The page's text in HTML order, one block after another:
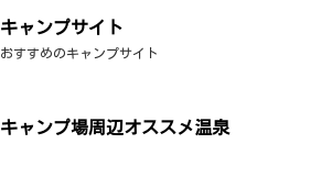
キャンプサイト
おすすめのキャンプサイト
キャンプ場周辺オススメ温泉